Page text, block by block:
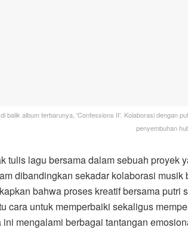
balik album terbarunya, 'Confessions II'. Kolaborasi dengan
penyembuhan
tulis lagu bersama dalam sebuah proyek
dibandingkan sekadar kolaborasi musik
bahwa proses kreatif bersama putri
cara untuk memperbaiki sekaligus
mengalami berbagai tantangan